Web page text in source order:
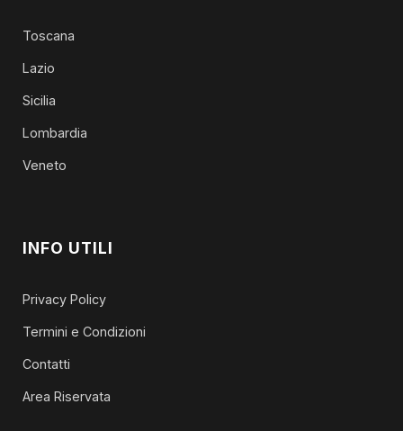
Toscana
Lazio
Sicilia
Lombardia
Veneto
INFO UTILI
Privacy Policy
Termini e Condizioni
Contatti
Area Riservata